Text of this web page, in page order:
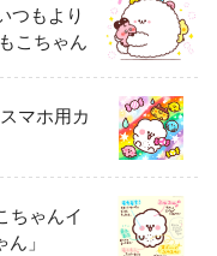
つもより
こちゃん
マホ用カ
ちゃんイ
」